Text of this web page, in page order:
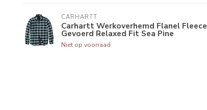
CARHARTT
Carhartt Werkoverhemd Flanel Fleece
Gevoerd Relaxed Fit Sea Pine
Niet op voorraad